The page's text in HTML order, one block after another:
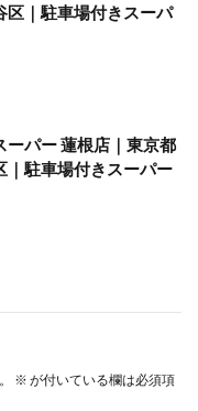
区｜駐車場付きスーパ
ーパー 蓮根店｜東京都
｜駐車場付きスーパー
※ が付いている欄は必須項